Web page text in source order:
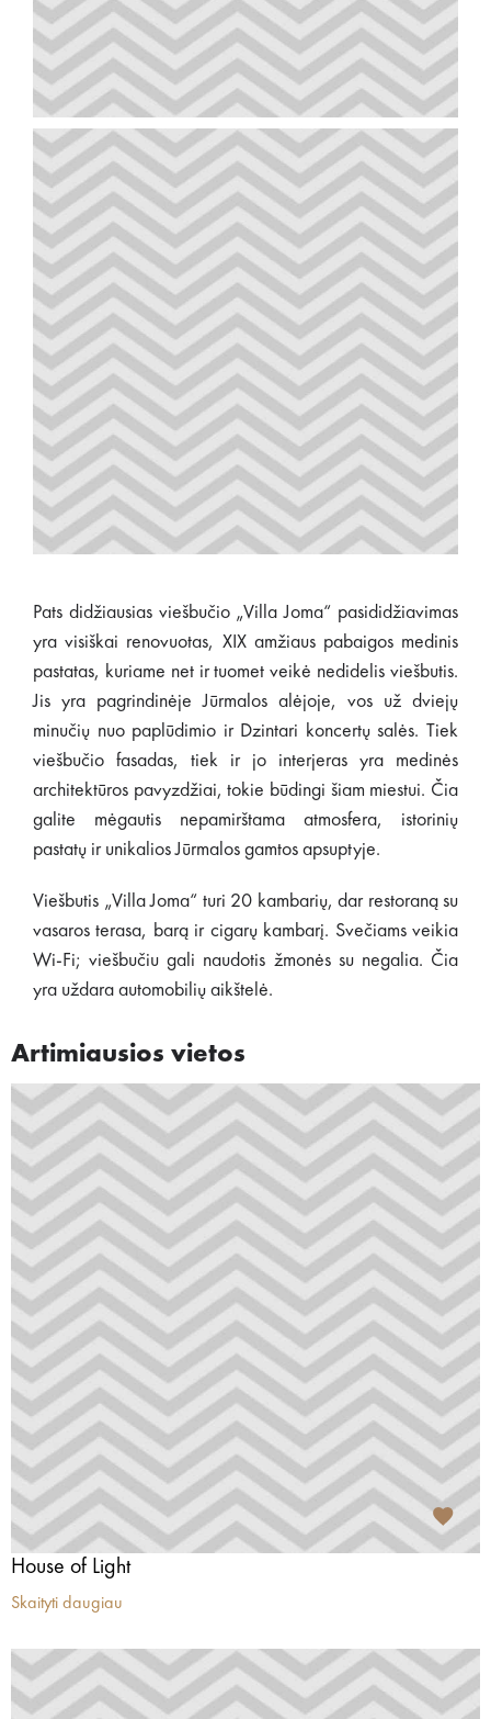
Pats didžiausias viešbučio „Villa Joma“ pasididžiavimas
yra visiškai renovuotas, XIX amžiaus pabaigos medinis
pastatas, kuriame net ir tuomet veikė nedidelis viešbutis.
Jis yra pagrindinėje Jūrmalos alėjoje, vos už dviejų
minučių nuo paplūdimio ir Dzintari koncertų salės. Tiek
viešbučio fasadas, tiek ir jo interjeras yra medinės
architektūros pavyzdžiai, tokie būdingi šiam miestui. Čia
galite mėgautis nepamirštama atmosfera, istorinių
pastatų ir unikalios Jūrmalos gamtos apsuptyje.
Viešbutis „Villa Joma“ turi 20 kambarių, dar restoraną su
vasaros terasa, barą ir cigarų kambarį. Svečiams veikia
Wi-Fi; viešbučiu gali naudotis žmonės su negalia. Čia
yra uždara automobilių aikštelė.
Artimiausios vietos
House of Light
Skaityti daugiau